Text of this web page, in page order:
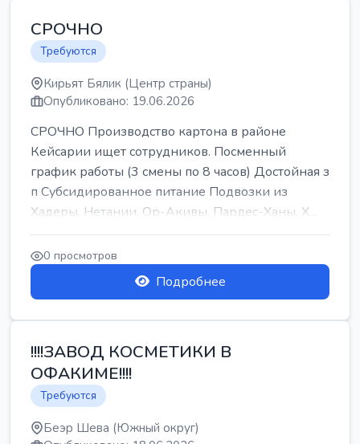
СРОЧНО
Требуются
Кирьят Бялик (Центр страны)
Опубликовано: 19.06.2026
СРОЧНО Производство картона в районе
Кейсарии ищет сотрудников. Посменный
график работы (3 смены по 8 часов) Достойная з
п Субсидированное питание Подвозки из
Хадеры, Нетании, Ор-Акивы, Пардес-Ханы, Х...
0 просмотров
Подробнее
!!!!ЗАВОД КОСМЕТИКИ В
ОФАКИМЕ!!!!
Требуются
Беэр Шева (Южный округ)